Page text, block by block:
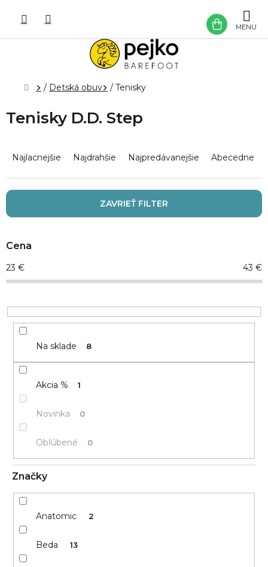
obsah
Domov
/ Detská obuv / Tenisky
Tenisky D.D. Step
e
n
i
e
r
o
d
u
t
Najlacnejšie Najdrahšie Najpredávanejšie Abecedne
ZAVRIEŤ FILTER
Cena
23 € 43 €
Na sklade 8
Akcia % 1
Novinka 0
Obľúbené 0
Značky
Anatomic 2
Beda 13